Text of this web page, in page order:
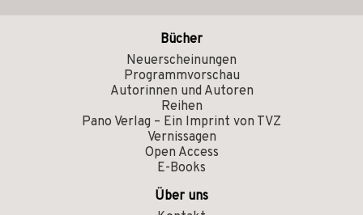
Bücher
Neuerscheinungen
Programmvorschau
Autorinnen und Autoren
Reihen
Pano Verlag – Ein Imprint von TVZ
Vernissagen
Open Access
E-Books
Über uns